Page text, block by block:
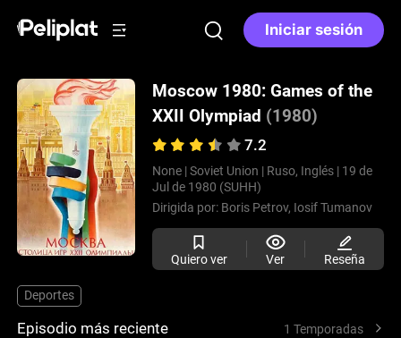
Iniciar sesión
Moscow 1980: Games of the
XXII Olympiad (1980)
7.2
None | Soviet Union | Ruso, Inglés | 19 de
Jul de 1980 (SUHH)
Dirigida por: Boris Petrov, Iosif Tumanov
Quiero ver Ver Reseña
Deportes
Episodio más reciente 1 Temporadas